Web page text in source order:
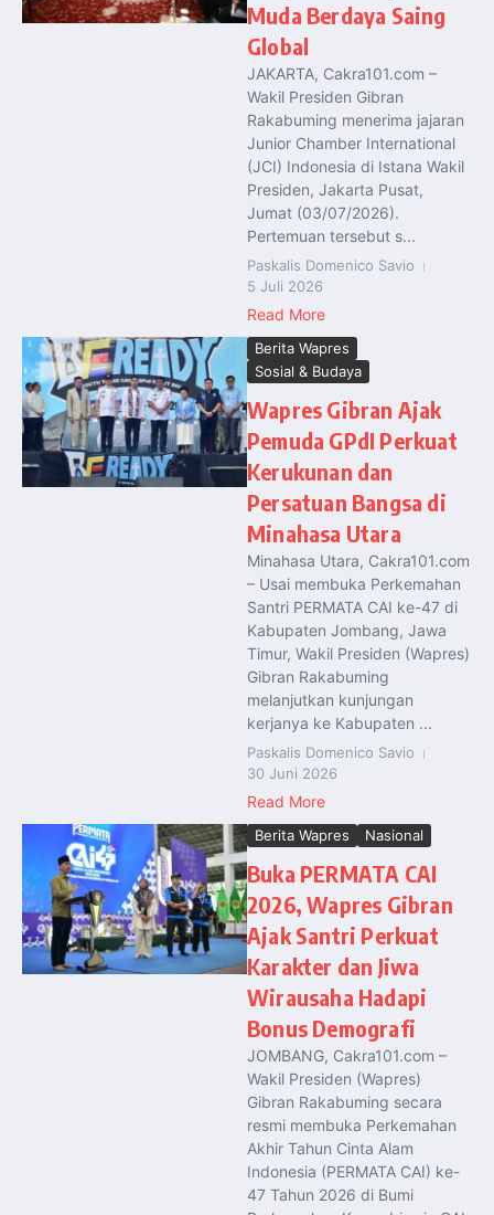
Muda Berdaya Saing
Global
JAKARTA, Cakra101.com –
Wakil Presiden Gibran
Rakabuming menerima jajaran
Junior Chamber International
(JCI) Indonesia di Istana Wakil
Presiden, Jakarta Pusat,
Jumat (03/07/2026).
Pertemuan tersebut s...
Paskalis Domenico Savio
5 Juli 2026
Read More
Berita Wapres
Sosial & Budaya
Wapres Gibran Ajak
Pemuda GPdI Perkuat
Kerukunan dan
Persatuan Bangsa di
Minahasa Utara
Minahasa Utara, Cakra101.com
– Usai membuka Perkemahan
Santri PERMATA CAI ke-47 di
Kabupaten Jombang, Jawa
Timur, Wakil Presiden (Wapres)
Gibran Rakabuming
melanjutkan kunjungan
kerjanya ke Kabupaten ...
Paskalis Domenico Savio
30 Juni 2026
Read More
Berita Wapres Nasional
Buka PERMATA CAI
2026, Wapres Gibran
Ajak Santri Perkuat
Karakter dan Jiwa
Wirausaha Hadapi
Bonus Demografi
JOMBANG, Cakra101.com –
Wakil Presiden (Wapres)
Gibran Rakabuming secara
resmi membuka Perkemahan
Akhir Tahun Cinta Alam
Indonesia (PERMATA CAI) ke-
47 Tahun 2026 di Bumi